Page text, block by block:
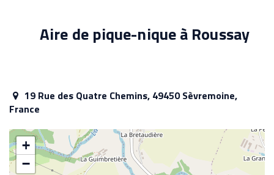
Aire de pique-nique à Roussay
19 Rue des Quatre Chemins, 49450 Sèvremoine,
France
+
−